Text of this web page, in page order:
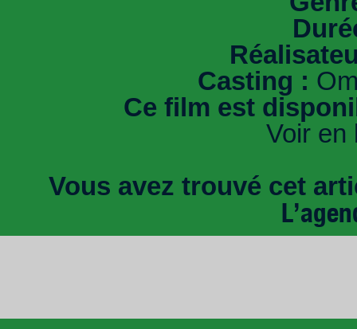
Casting :
Ce film est
Voir
Vous avez trouvé cet